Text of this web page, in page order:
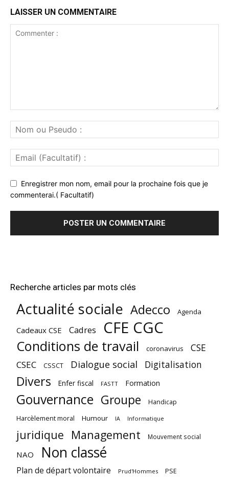
LAISSER UN COMMENTAIRE
Enregistrer mon nom, email pour la prochaine fois que je
commenterai.( Facultatif)
Recherche articles par mots clés
Actualité sociale Adecco Agenda
Cadeaux CSE Cadres CFE CGC
Conditions de travail coronavirus CSE
CSEC CSSCT Dialogue social Digitalisation
Divers Enfer fiscal FASTT Formation
Gouvernance Groupe Handicap
Harcèlement moral Humour IA Informatique
juridique Management Mouvement social
NAO Non classé
Plan de départ volontaire Prud'Hommes PSE